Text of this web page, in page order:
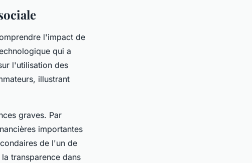
l'impact de
qui a
l'utilisation des
illustrant
graves. Par
importantes
de l'un de
transparence dans